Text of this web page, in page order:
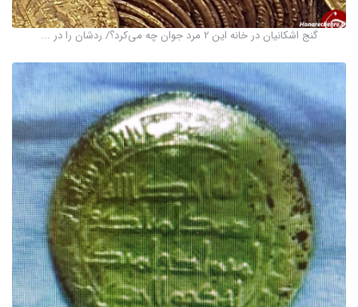
گنج اشکانیان در خانه این 2 مرد جوان چه می‌کرد؟/ ردشان را در ...